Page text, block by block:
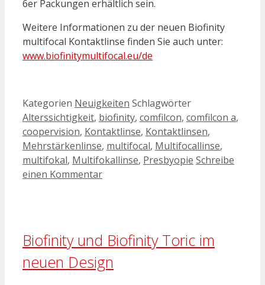
6er Packungen erhältlich sein.
Weitere Informationen zu der neuen Biofinity
multifocal Kontaktlinse finden Sie auch unter:
www.biofinitymultifocal.eu/de
Kategorien Neuigkeiten Schlagwörter
Alterssichtigkeit, biofinity, comfilcon, comfilcon a,
coopervision, Kontaktlinse, Kontaktlinsen,
Mehrstärkenlinse, multifocal, Multifocallinse,
multifokal, Multifokallinse, Presbyopie Schreibe
einen Kommentar
Biofinity und Biofinity Toric im
neuen Design